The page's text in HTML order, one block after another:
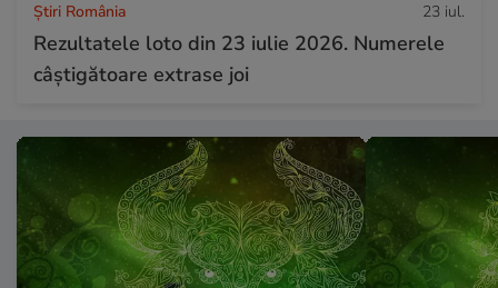
Știri România 23 iul.
Rezultatele loto din 23 iulie 2026. Numerele
câștigătoare extrase joi